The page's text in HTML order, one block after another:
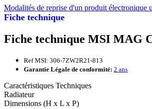
Fiche technique
Modalités de reprise d'un produit électronique
Fiche technique MSI MAG
Ref MSI: 306-7ZW2R21-813
Garantie Légale de conformité: 2 ans
Caractéristiques Techniques
Radiateur
Dimensions (H x L x P)